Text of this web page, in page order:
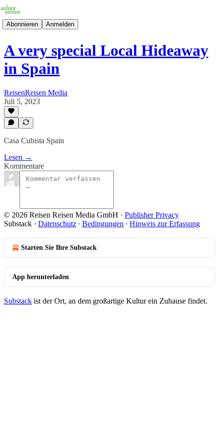
Abonnieren Anmelden
A very special Local Hideaway
in Spain
ReisenReisen Media
Juli 5, 2023
Casa Cubista Spain
Lesen →
Kommentare
© 2026 Reisen Reisen Media GmbH · Publisher Privacy
Substack · Datenschutz ∙ Bedingungen ∙ Hinweis zur Erfassung
Starten Sie Ihre Substack
App herunterladen
Substack ist der Ort, an dem großartige Kultur ein Zuhause findet.